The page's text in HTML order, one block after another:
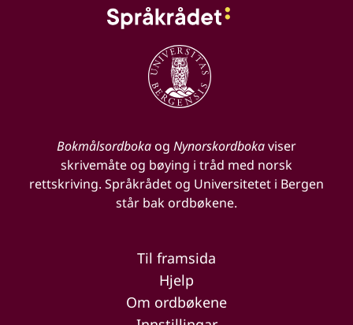
Bokmålsordbokaog Nynorskordbokaviser
skrivemåte og bøying i tråd med norsk
rettskriving. Språkrådet og Universitetet i Bergen
står bak ordbøkene.
Til framsida
Hjelp
Om ordbøkene